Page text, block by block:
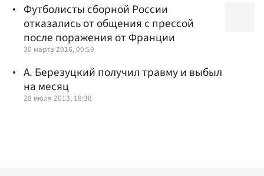
Футболисты сборной России
отказались от общения с прессой
после поражения от Франции
30 марта 2016, 00:59
А. Березуцкий получил травму и выбыл
на месяц
28 июля 2013, 18:38